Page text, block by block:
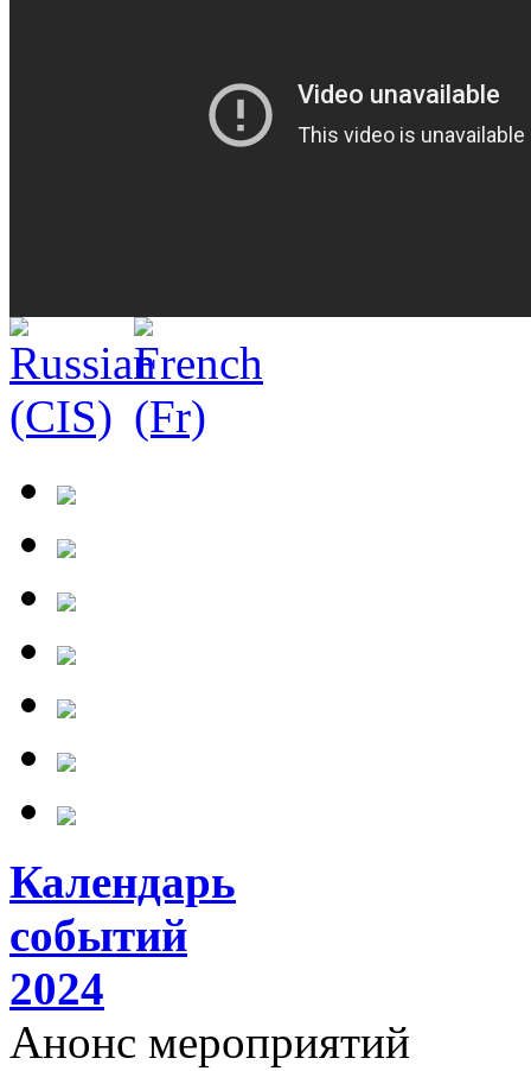
Календарь
событий
2024
Анонс мероприятий